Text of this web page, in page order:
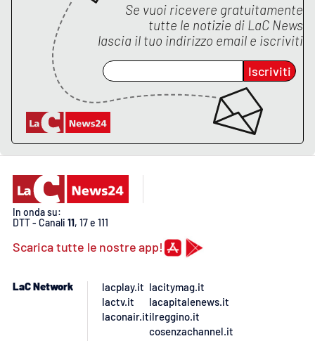
Se vuoi ricevere gratuitamente
tutte le notizie di LaC News
lascia il tuo indirizzo email e iscriviti
Iscriviti
In onda su:
DTT - Canali 11, 17 e 111
Scarica tutte le nostre app!
LaC Network
lacplay.it
lactv.it
laconair.it
lacitymag.it
lacapitalenews.it
ilreggino.it
cosenzachannel.it